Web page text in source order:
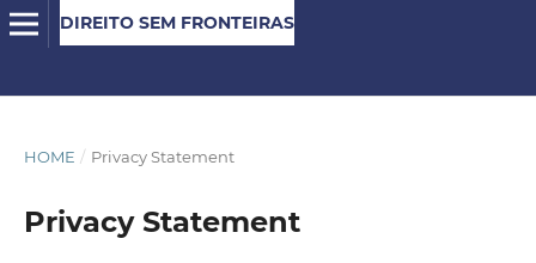
DIREITO SEM FRONTEIRAS
HOME / Privacy Statement
Privacy Statement